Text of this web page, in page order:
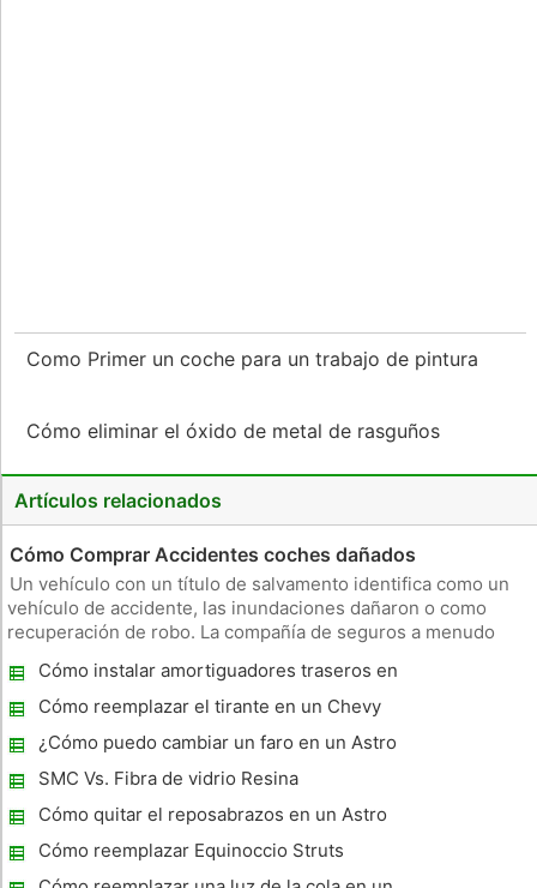
Como Primer un coche para un trabajo de pintura
Cómo eliminar el óxido de metal de rasguños
Artículos relacionados
Cómo Comprar Accidentes coches dañados
Un vehículo con un título de salvamento identifica como un
vehículo de accidente, las inundaciones dañaron o como
recuperación de robo. La compañía de seguros a menudo
venderlo a un rescate o subasta distribuidor salvamento. El
crupier ofrece
Cómo instalar amortiguadores traseros en
un Ford Escape 2001
Cómo reemplazar el tirante en un Chevy
Silverado 2000
¿Cómo puedo cambiar un faro en un Astro
Van 1999?
SMC Vs. Fibra de vidrio Resina
Cómo quitar el reposabrazos en un Astro
Van 1994
Cómo reemplazar Equinoccio Struts